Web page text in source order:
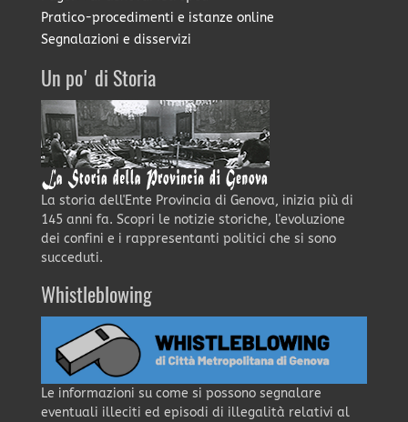
Pratico-procedimenti e istanze online
Segnalazioni e disservizi
Un po' di Storia
La storia dell'Ente Provincia di Genova, inizia più di
145 anni fa. Scopri le notizie storiche, l'evoluzione
dei confini e i rappresentanti politici che si sono
succeduti.
Whistleblowing
Le informazioni su come si possono segnalare
eventuali illeciti ed episodi di illegalità relativi al